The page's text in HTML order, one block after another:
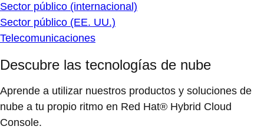
Sector público (internacional)
Sector público (EE. UU.)
Telecomunicaciones
Descubre las tecnologías de nube
Aprende a utilizar nuestros productos y soluciones de
nube a tu propio ritmo en Red Hat® Hybrid Cloud
Console.